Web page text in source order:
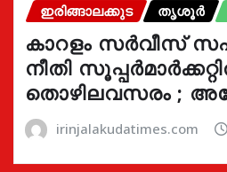
ഇരിങ്ങാലക്കുട തൃശൂർ
കാറളം സർവീസ്
നീതി
തൊഴിലവസരം ;
irinjalakudatimes.com